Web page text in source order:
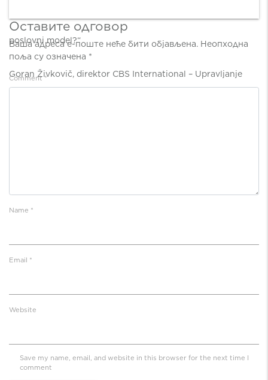
poslovni model?“
Goran Živkovič, direktor CBS International – Upravljanje
Оставите одговор
Ваша адреса е-поште неће бити објављена. Неопходна
поља су означена *
Comment*
Name *
Email *
Website
Save my name, email, and website in this browser for the next time I
comment